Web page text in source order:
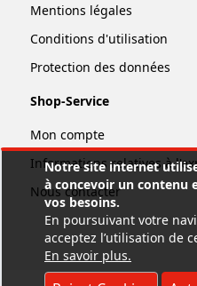
Notre site internet
à concevoir un contenu
vos besoins.
En poursuivant votre
acceptez l’utilisation de
En savoir plus.
Mentions légales
Conditions d'utilisation
Protection des données
Shop-Service
Mon compte
Informations relatives à
Nous contacter